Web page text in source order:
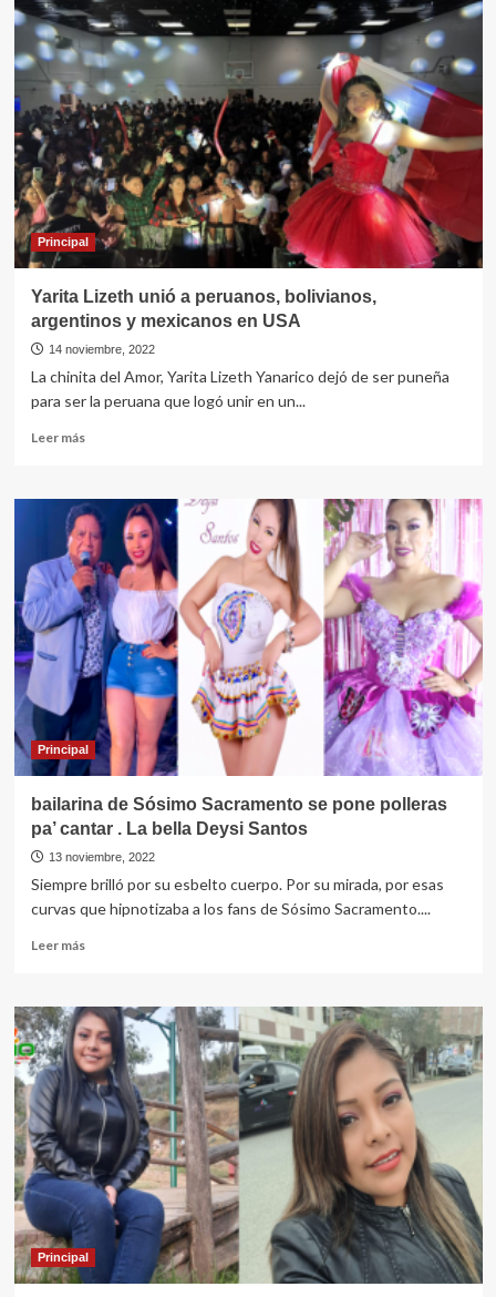
Rosaly
seria
la
primera
huancavelicana
del
requinto
Principal
Yarita Lizeth unió a peruanos, bolivianos,
argentinos y mexicanos en USA
14 noviembre, 2022
La chinita del Amor, Yarita Lizeth Yanarico dejó de ser puneña
para ser la peruana que logó unir en un...
Leer másLeer
Yarita
Lizeth
unió
a
peruanos,
bolivianos,
argentinos
y
mexicanos
USA
Principal
bailarina de Sósimo Sacramento se pone polleras
pa’ cantar . La bella Deysi Santos
13 noviembre, 2022
Siempre brilló por su esbelto cuerpo. Por su mirada, por esas
curvas que hipnotizaba a los fans de Sósimo Sacramento....
Leer másLeer
bailarina
de
Sósimo
Sacramento
se
pone
polleras
pa’
cantar
.
La
bella
Deysi
Santos
Principal